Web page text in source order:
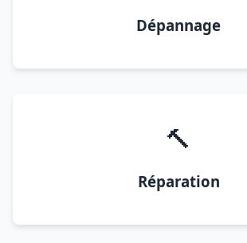
Dépannage
🔨
Réparation